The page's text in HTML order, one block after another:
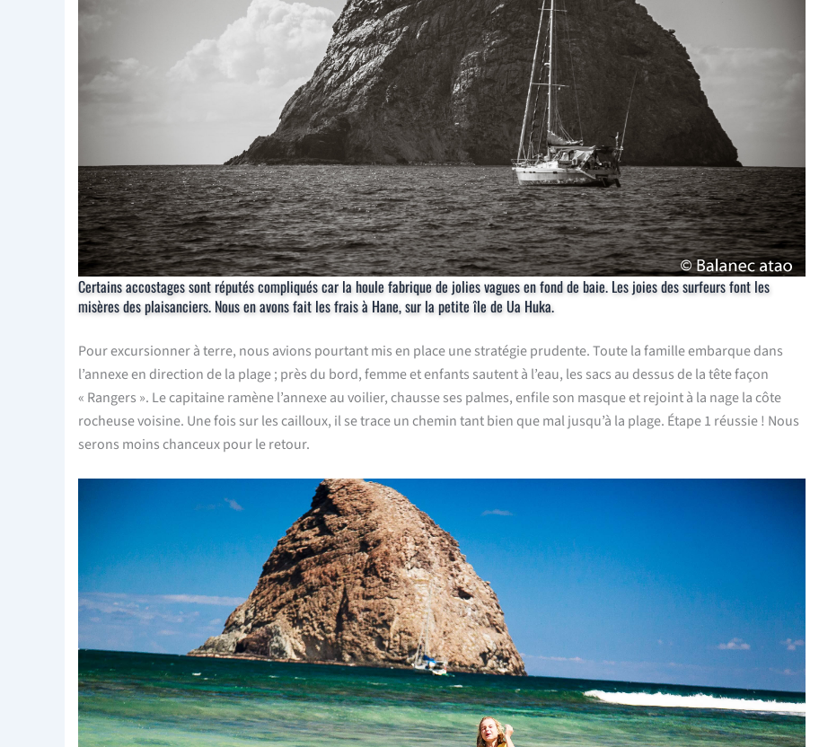
Certains accostages sont réputés compliqués car la houle fabrique de jolies vagues en fond de baie. Les joies des surfeurs font les
misères des plaisanciers. Nous en avons fait les frais à Hane, sur la petite île de Ua Huka.
Pour excursionner à terre, nous avions pourtant mis en place une stratégie prudente. Toute la famille embarque dans
l’annexe en direction de la plage ; près du bord, femme et enfants sautent à l’eau, les sacs au dessus de la tête façon
« Rangers ». Le capitaine ramène l’annexe au voilier, chausse ses palmes, enfile son masque et rejoint à la nage la côte
rocheuse voisine. Une fois sur les cailloux, il se trace un chemin tant bien que mal jusqu’à la plage. Étape 1 réussie ! Nous
serons moins chanceux pour le retour.